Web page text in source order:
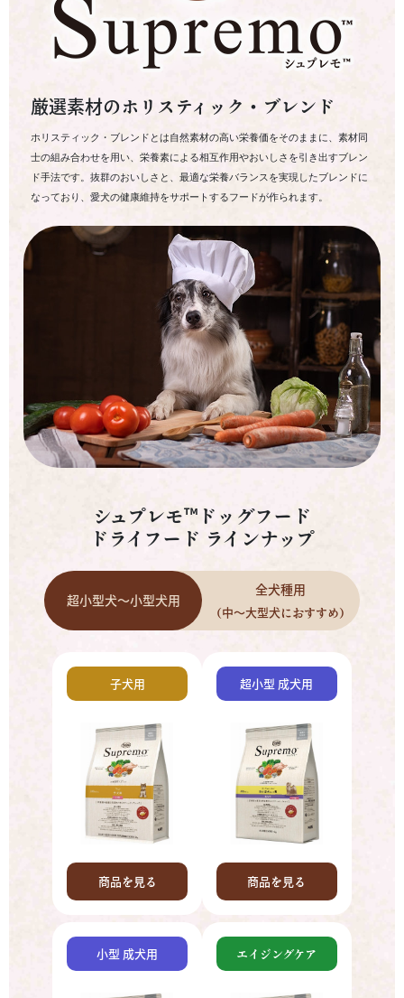
厳選素材のホリスティック・ブレンド
ホリスティック・ブレンドとは自然素材の高い栄養価をそのままに、素材同
士の組み合わせを用い、栄養素による相互作用やおいしさを引き出すブレン
ド手法です。抜群のおいしさと、最適な栄養バランスを実現したブレンドに
なっており、愛犬の健康維持をサポートするフードが作られます。
シュプレモ™ドッグフード
ドライフード ラインナップ
超小型犬～小型犬用
全犬種用
（中～大型犬におすすめ）
子犬用
商品を見る
超小型 成犬用
商品を見る
小型 成犬用 エイジングケア